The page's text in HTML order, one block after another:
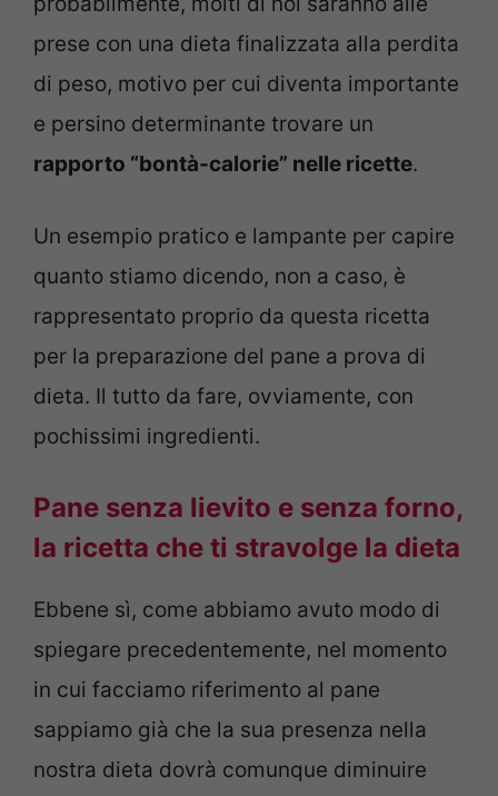
prese con una dieta finalizzata alla perdita
di peso, motivo per cui diventa importante
e persino determinante trovare un
rapporto “bontà-calorie” nelle ricette.
Un esempio pratico e lampante per capire
quanto stiamo dicendo, non a caso, è
rappresentato proprio da questa ricetta
per la preparazione del pane a prova di
dieta. Il tutto da fare, ovviamente, con
pochissimi ingredienti.
Pane senza lievito e senza forno,
la ricetta che ti stravolge la dieta
Ebbene sì, come abbiamo avuto modo di
spiegare precedentemente, nel momento
in cui facciamo riferimento al pane
sappiamo già che la sua presenza nella
nostra dieta dovrà comunque diminuire